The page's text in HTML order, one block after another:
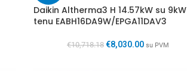
Daikin Altherma3 H 14.57kW su 9kW
tenu EABH16DA9W/EPGA11DAV3
€10,718.18 €8,030.00 su PVM